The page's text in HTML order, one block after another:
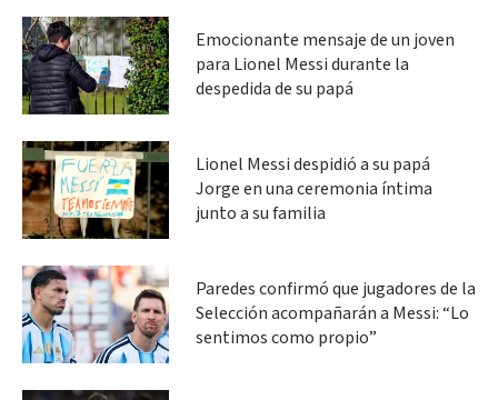
Emocionante mensaje de un joven
para Lionel Messi durante la
despedida de su papá
Lionel Messi despidió a su papá
Jorge en una ceremonia íntima
junto a su familia
Paredes confirmó que jugadores de la
Selección acompañarán a Messi: “Lo
sentimos como propio”